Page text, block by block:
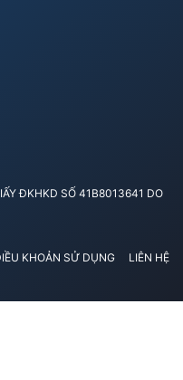
ĐKHKD SỐ 41B8013641 DO
KHOẢN SỬ DỤNG LIÊN HỆ